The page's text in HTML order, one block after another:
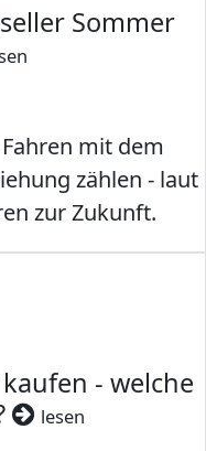
Sommer
mit dem
zählen - laut
zur Zukunft.
- welche
lesen